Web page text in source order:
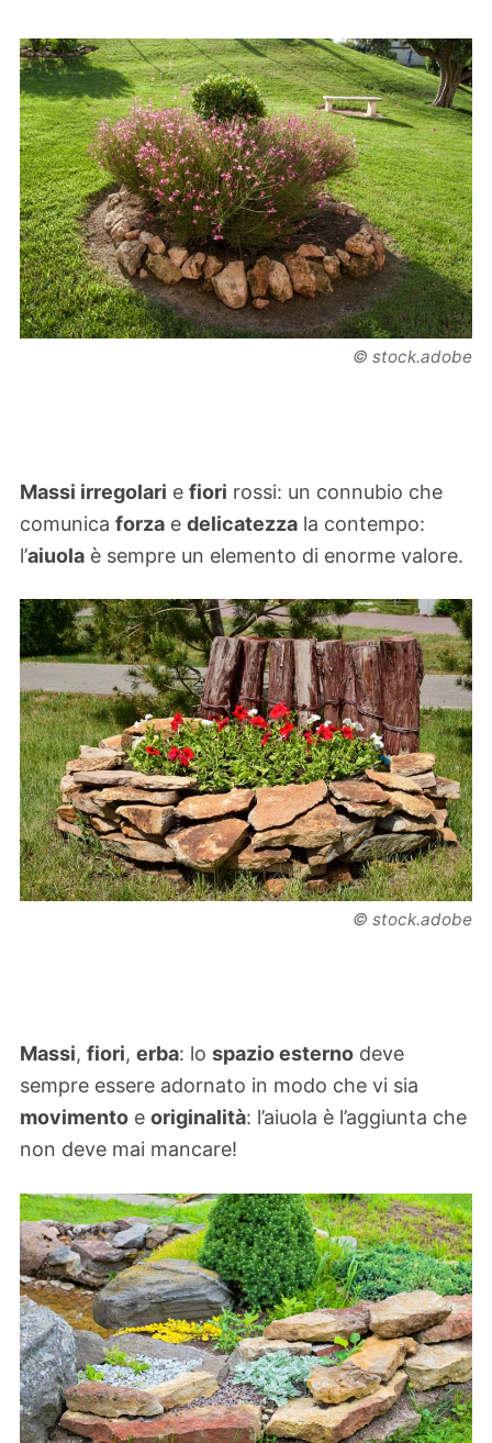
© stock.adobe
Massi irregolari e fiori rossi: un connubio che
comunica forza e delicatezza la contempo:
l’aiuola è sempre un elemento di enorme valore.
© stock.adobe
Massi, fiori, erba: lo spazio esterno deve
sempre essere adornato in modo che vi sia
movimento e originalità: l’aiuola è l’aggiunta che
non deve mai mancare!